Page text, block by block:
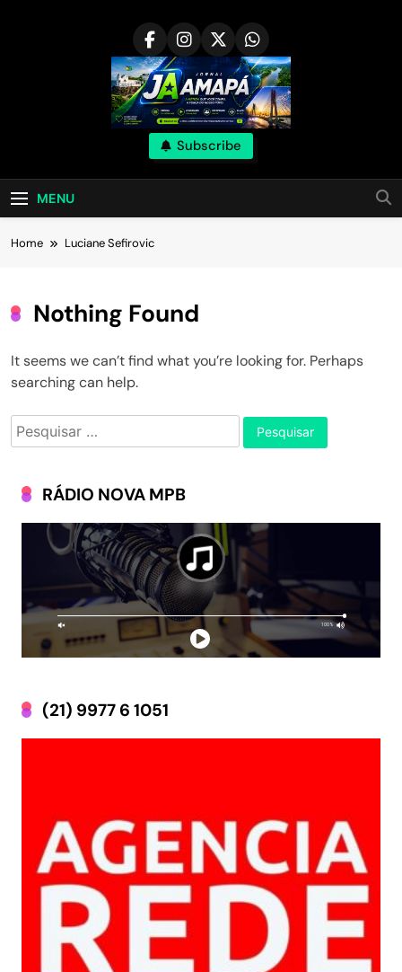
Subscribe
MENU
Home Luciane Sefirovic
Nothing Found
It seems we can’t find what you’re looking for. Perhaps
searching can help.
Pesquisar
por:
RÁDIO NOVA MPB
(21) 9977 6 1051